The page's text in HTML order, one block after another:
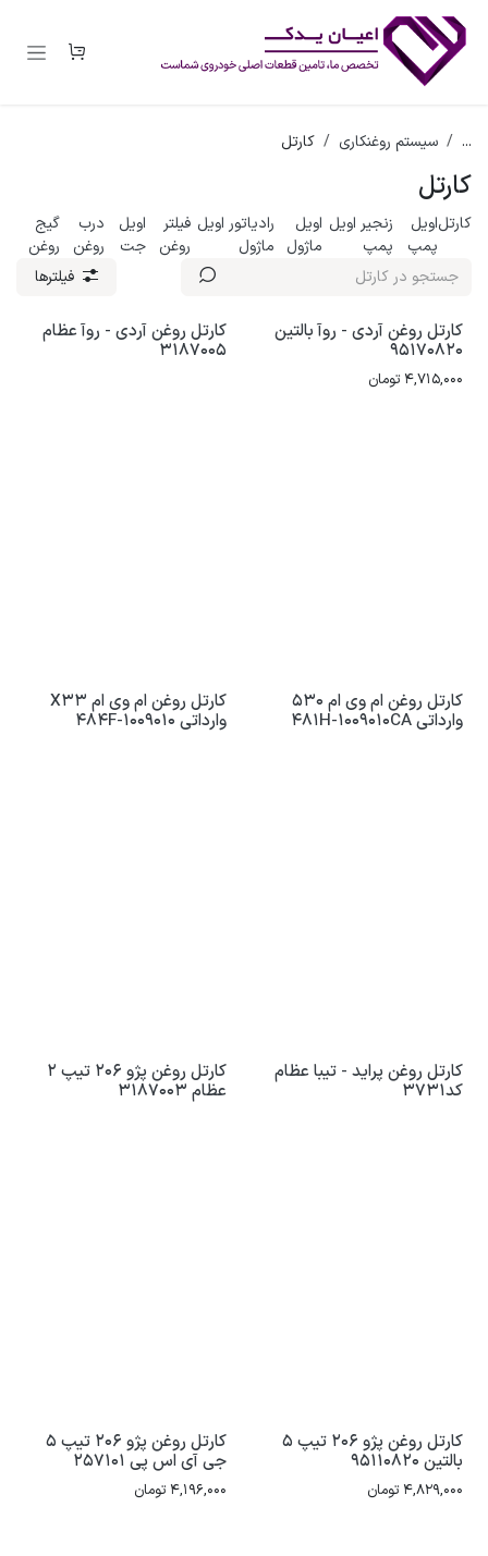
... سیستم روغنکاری کارتل
کارتل
کارتلاویل
پمپ
زنجیر اویل
پمپ
اویل
ماژول
رادیاتور اویل
ماژول
فیلتر
روغن
اویل
جت
درب
روغن
گیج
روغن
فیلترها
کارتل روغن آردی - روآ بالتین
95170820
4,715,000 تومان
کارتل روغن آردی - روآ عظام
3187005
کارتل روغن ام وی ام 530
وارداتی 481H-1009010CA
کارتل روغن ام وی ام X33
وارداتی 484F-1009010
کارتل روغن پراید - تیبا عظام
کد3731
کارتل روغن پژو 206 تیپ 2
عظام 3187003
کارتل روغن پژو 206 تیپ 5
بالتین 95110820
4,829,000 تومان
کارتل روغن پژو 206 تیپ 5
جی آی اس پی 257101
4,196,000 تومان